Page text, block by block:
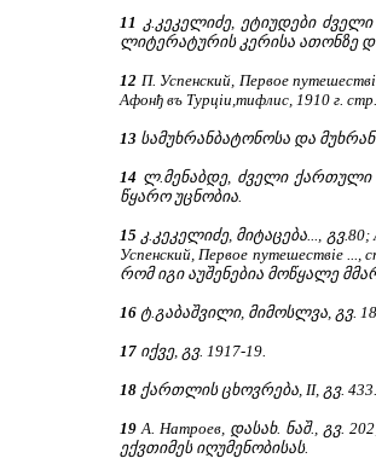
11
კ.კეკელიძე, ეტიუდები
ლიტერატურის კერისა ათონზე და
12 П. Успенский, Первое
Афонђ въ Турціи,тифлис, 1910 г.
13 სამუხრანბატონოსა და
14 ლ.მენაბდე, ძველი ქართული
წყარო უცნობია.
15 კ.კეკელიძე, მიტაცება..., გვ.80;
Успенский, Первое
რომ იგი აუშენებია მოწყალე
16 ტ.გაბაშვილი, მიმოსლვა, გვ.
17 იქვე, გვ. 1917-19.
18 ქართლის ცხოვრება, II, გვ. 433.
19 А. Натроев, დასახ. ნაშ., გვ.
ექვთიმეს იღუმენობისას.